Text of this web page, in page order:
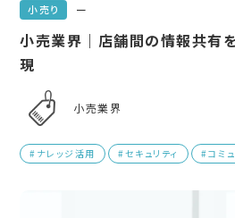
小売り ー
小売業界｜店舗間の情報共有
現
小売業界
#ナレッジ活用 #セキュリティ #コミ